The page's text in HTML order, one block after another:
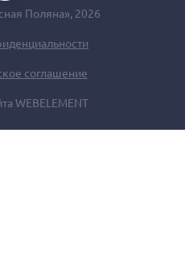
Поляна», 2026
соглашение
WEBELEMENT